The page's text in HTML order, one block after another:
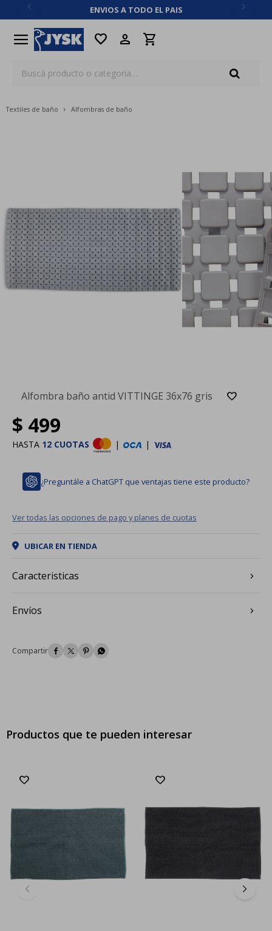
ENVIOS A TODO EL PAIS
menu favorite
Textiles de baño Alfombras de baño
Alfombra baño antid VITTINGE 36x76 gris
$ 499
HASTA 12 CUOTAS | |
¿Preguntále a ChatGPT que ventajas tiene este producto?
Ver todas las opciones de pago y planes de cuotas
UBICAR EN TIENDA
Caracteristicas
Envíos
   
Productos que te pueden interesar
close